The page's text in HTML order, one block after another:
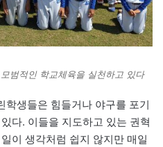
범적인 학교체육을 실천하고 있다
학생들은 힘들거나 야구를 포기
다. 이들을 지도하고 있는 권혁
이 생각처럼 쉽지 않지만 매일